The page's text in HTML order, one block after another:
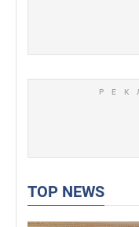
TOP NEWS